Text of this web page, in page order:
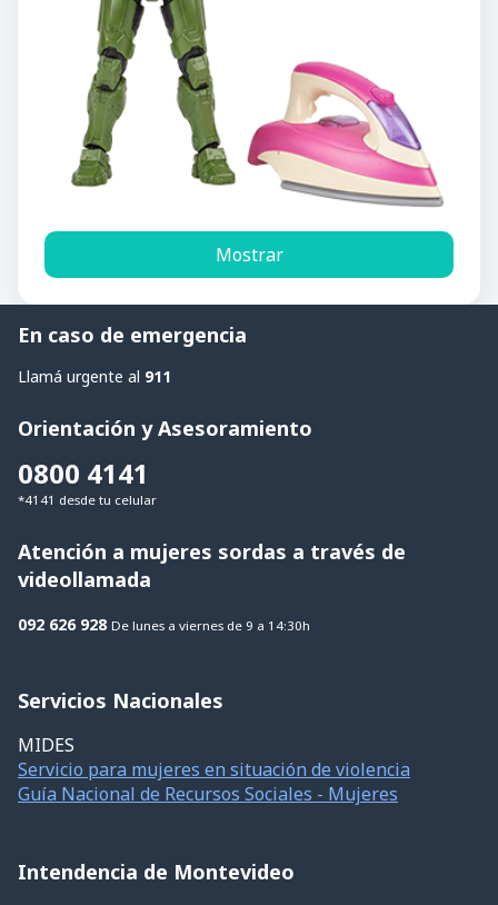
Mostrar
En caso de emergencia
Llamá urgente al 911
Orientación y Asesoramiento
0800 4141
*4141 desde tu celular
Atención a mujeres sordas a través de
videollamada
092 626 928 De lunes a viernes de 9 a 14:30h
Servicios Nacionales
MIDES
Servicio para mujeres en situación de violencia
Guía Nacional de Recursos Sociales - Mujeres
Intendencia de Montevideo